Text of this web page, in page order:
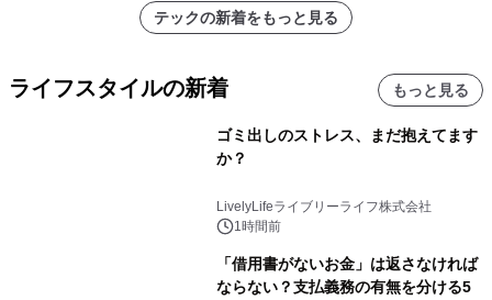
テックの新着をもっと見る
ライフスタイルの新着 もっと見る
ゴミ出しのストレス、まだ抱えてます
か？
LivelyLifeライブリーライフ株式会社
1時間前
「借用書がないお金」は返さなければ
ならない？支払義務の有無を分ける5